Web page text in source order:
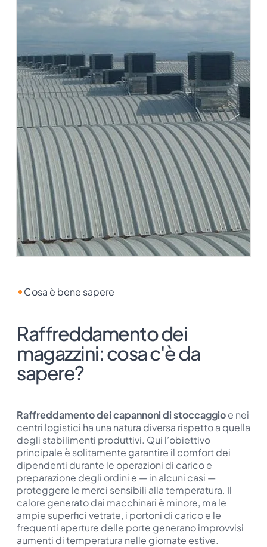
Cosa è bene sapere
Raffreddamento dei
magazzini: cosa c'è da
sapere?
Raffreddamento dei capannoni di stoccaggioe nei
centri logistici ha una natura diversa rispetto a quella
degli stabilimenti produttivi. Qui l’obiettivo
principale è solitamente garantire il comfort dei
dipendenti durante le operazioni di carico e
preparazione degli ordini e — in alcuni casi —
proteggere le merci sensibili alla temperatura. Il
calore generato dai macchinari è minore, ma le
ampie superfici vetrate, i portoni di carico e le
frequenti aperture delle porte generano improvvisi
aumenti di temperatura nelle giornate estive.